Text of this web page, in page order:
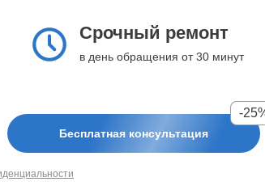
Срочный ремонт
в день обращения от 30 минут
Бесплатная консультация
-